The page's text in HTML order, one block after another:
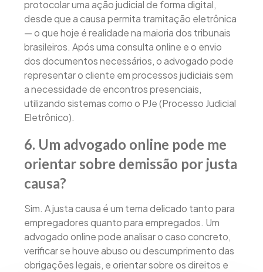
protocolar uma ação judicial de forma digital,
desde que a causa permita tramitação eletrônica
— o que hoje é realidade na maioria dos tribunais
brasileiros. Após uma consulta online e o envio
dos documentos necessários, o advogado pode
representar o cliente em processos judiciais sem
a necessidade de encontros presenciais,
utilizando sistemas como o PJe (Processo Judicial
Eletrônico).
6. Um advogado online pode me
orientar sobre demissão por justa
causa?
Sim. A justa causa é um tema delicado tanto para
empregadores quanto para empregados. Um
advogado online pode analisar o caso concreto,
verificar se houve abuso ou descumprimento das
obrigações legais, e orientar sobre os direitos e